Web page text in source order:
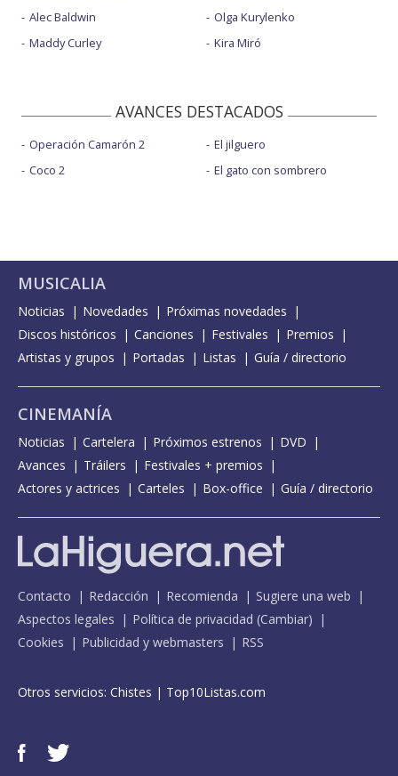
Alec Baldwin
Maddy Curley
Olga Kurylenko
Kira Miró
AVANCES DESTACADOS
Operación Camarón 2
Coco 2
El jilguero
El gato con sombrero
MUSICALIA
Noticias Novedades
Próximas novedades
Discos históricos
Canciones Festivales
Premios
Artistas y grupos
Portadas Listas Guía / directorio
CINEMANÍA
Noticias Cartelera Próximos estrenos
DVD
Avances
Tráilers
Festivales + premios
Actores y actrices
Carteles Box-office Guía / directorio
Contacto Redacción Recomienda
Sugiere una web
Aspectos legales
Política de privacidad (Cambiar)
Cookies
Publicidad y webmasters RSS
Otros servicios: Chistes | Top10Listas.com